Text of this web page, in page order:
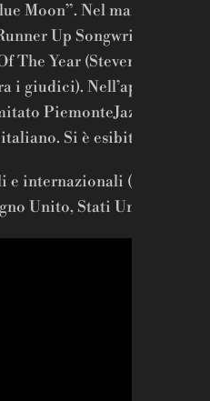
Moon”. Nel marzo 2018 il
Up Songwriting Award
The Year (Steven Tyler,
i giudici). Nell’aprile 2018
PiemonteJazz per il
Si è esibita in
e internazionali (Francia,
Unito, Stati Uniti, Russia).